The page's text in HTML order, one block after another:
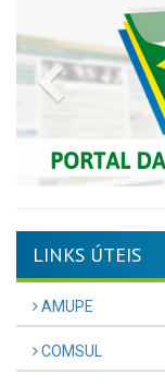
Previous
LINKS ÚTEIS
AMUPE
COMSUL